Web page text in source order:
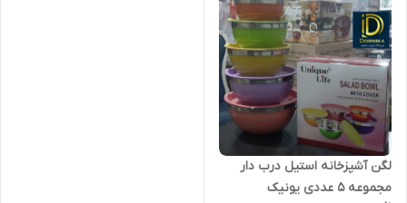
لگن آشپزخانه استیل درب دار
مجموعه 5 عددی یونیک